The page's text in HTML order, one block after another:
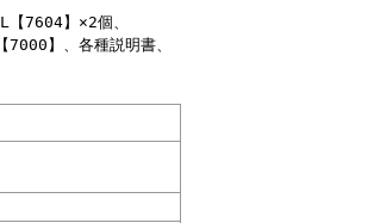
7604】×2個、
】、各種説明書、